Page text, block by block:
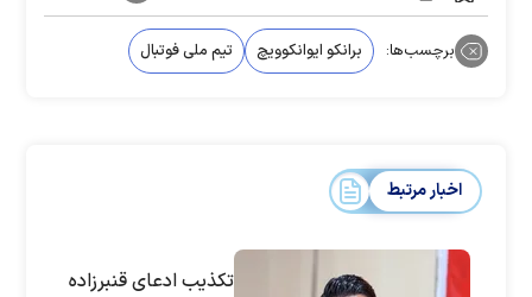
برچسب‌ها: برانکو ایوانکوویچ تیم ملی فوتبال
اخبار مرتبط
تکذیب ادعای قنبرزاده